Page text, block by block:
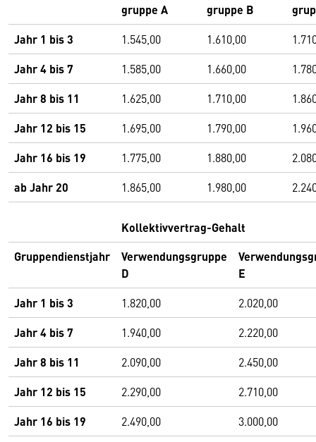
gruppe A
gruppe B
Jahr 1 bis 3
1.545,00 1.610,00
Jahr 4 bis 7 1.585,00 1.660,00
Jahr 8 bis 11 1.625,00 1.710,00
Jahr 12 bis 15 1.695,00 1.790,00
Jahr 16 bis 19 1.775,00 1.880,00
ab Jahr 20 1.865,00 1.980,00
Kollektivvertrag-Gehalt
Gruppendienstjahr
Verwendungsgruppe
D
E
Jahr 1 bis 3
1.820,00 2.020,00
Jahr 4 bis 7 1.940,00 2.220,00
Jahr 8 bis 11 2.090,00 2.450,00
Jahr 12 bis 15 2.290,00 2.710,00
Jahr 16 bis 19 2.490,00 3.000,00